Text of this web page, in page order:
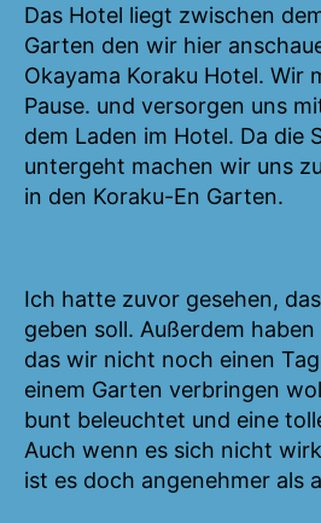
Das Hotel liegt zwischen
Garten den wir hier
Okayama Koraku Hotel. Wir
Pause. und versorgen uns
dem Laden im Hotel. Da die
untergeht machen wir uns
in den Koraku-En Garten.
Ich hatte zuvor gesehen,
geben soll. Außerdem
das wir nicht noch einen
einem Garten verbringen
bunt beleuchtet und eine
Auch wenn es sich nicht
ist es doch angenehmer als